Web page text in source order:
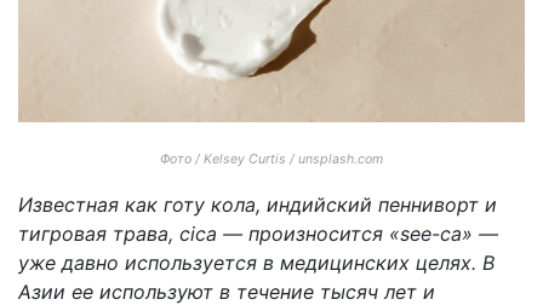
Фото / Kelsey Curtis / unsplash.com
Известная как готу кола, индийский пенниворт и
тигровая трава, cica — произносится «see-ca» —
уже давно используется в медицинских целях. В
Азии ее используют в течение тысяч лет и